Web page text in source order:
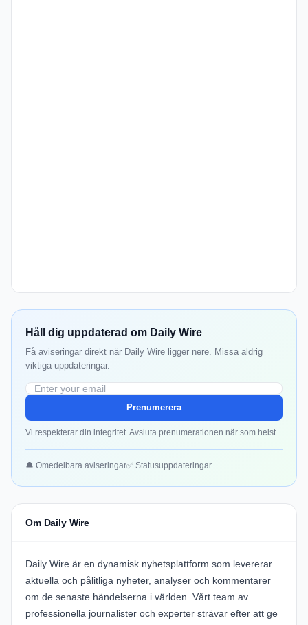
Håll dig uppdaterad om Daily Wire
Få aviseringar direkt när Daily Wire ligger nere. Missa aldrig
viktiga uppdateringar.
Prenumerera
Vi respekterar din integritet. Avsluta prenumerationen när som helst.
🔔 Omedelbara aviseringar✅ Statusuppdateringar
Om Daily Wire
Daily Wire är en dynamisk nyhetsplattform som levererar
aktuella och pålitliga nyheter, analyser och kommentarer
om de senaste händelserna i världen. Vårt team av
professionella journalister och experter strävar efter att ge